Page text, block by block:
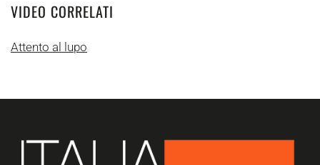
VIDEO CORRELATI
Attento al lupo